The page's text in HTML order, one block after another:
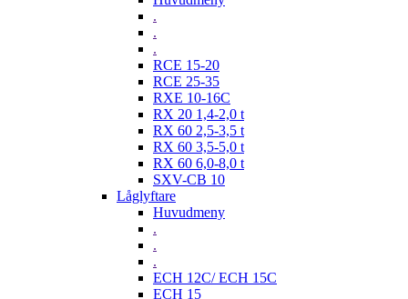
.
.
.
RCE 15-20
RCE 25-35
RXE 10-16C
RX 20 1,4-2,0 t
RX 60 2,5-3,5 t
RX 60 3,5-5,0 t
RX 60 6,0-8,0 t
SXV-CB 10
Låglyftare
Huvudmeny
.
.
.
ECH 12C/ ECH 15C
ECH 15